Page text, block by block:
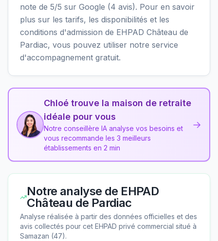
note de 5/5 sur Google (4 avis). Pour en savoir
plus sur les tarifs, les disponibilités et les
conditions d'admission de EHPAD Château de
Pardiac, vous pouvez utiliser notre service
d'accompagnement gratuit.
Chloé trouve la maison de retraite
idéale pour vous
Notre conseillère IA analyse vos besoins et
vous recommande les 3 meilleurs
établissements en 2 min
→
Notre analyse de EHPAD
Château de Pardiac
Analyse réalisée à partir des données officielles et des
avis collectés pour cet EHPAD privé commercial situé à
Samazan (47).